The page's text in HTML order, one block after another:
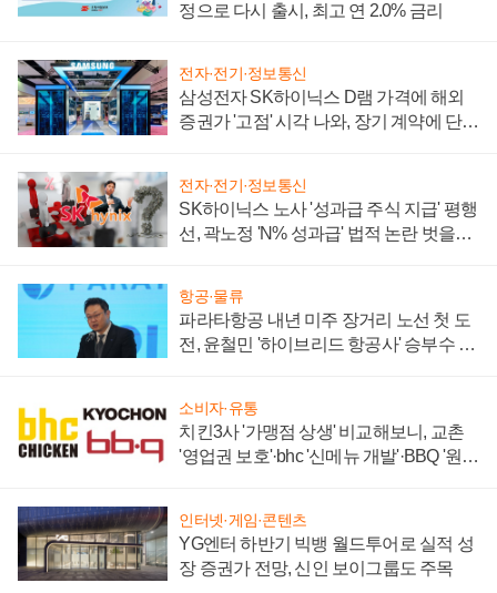
정으로 다시 출시, 최고 연 2.0% 금리
전자·전기·정보통신
삼성전자 SK하이닉스 D램 가격에 해외
증권가 '고점' 시각 나와, 장기 계약에 단점
전자·전기·정보통신
SK하이닉스 노사 '성과급 주식 지급' 평행
선, 곽노정 'N% 성과급' 법적 논란 벗을지
항공·물류
파라타항공 내년 미주 장거리 노선 첫 도
전, 윤철민 '하이브리드 항공사' 승부수 통
소비자·유통
치킨3사 '가맹점 상생' 비교해보니, 교촌
'영업권 보호'·bhc '신메뉴 개발'·BBQ '원가
인터넷·게임·콘텐츠
YG엔터 하반기 빅뱅 월드투어로 실적 성
장 증권가 전망, 신인 보이그룹도 주목